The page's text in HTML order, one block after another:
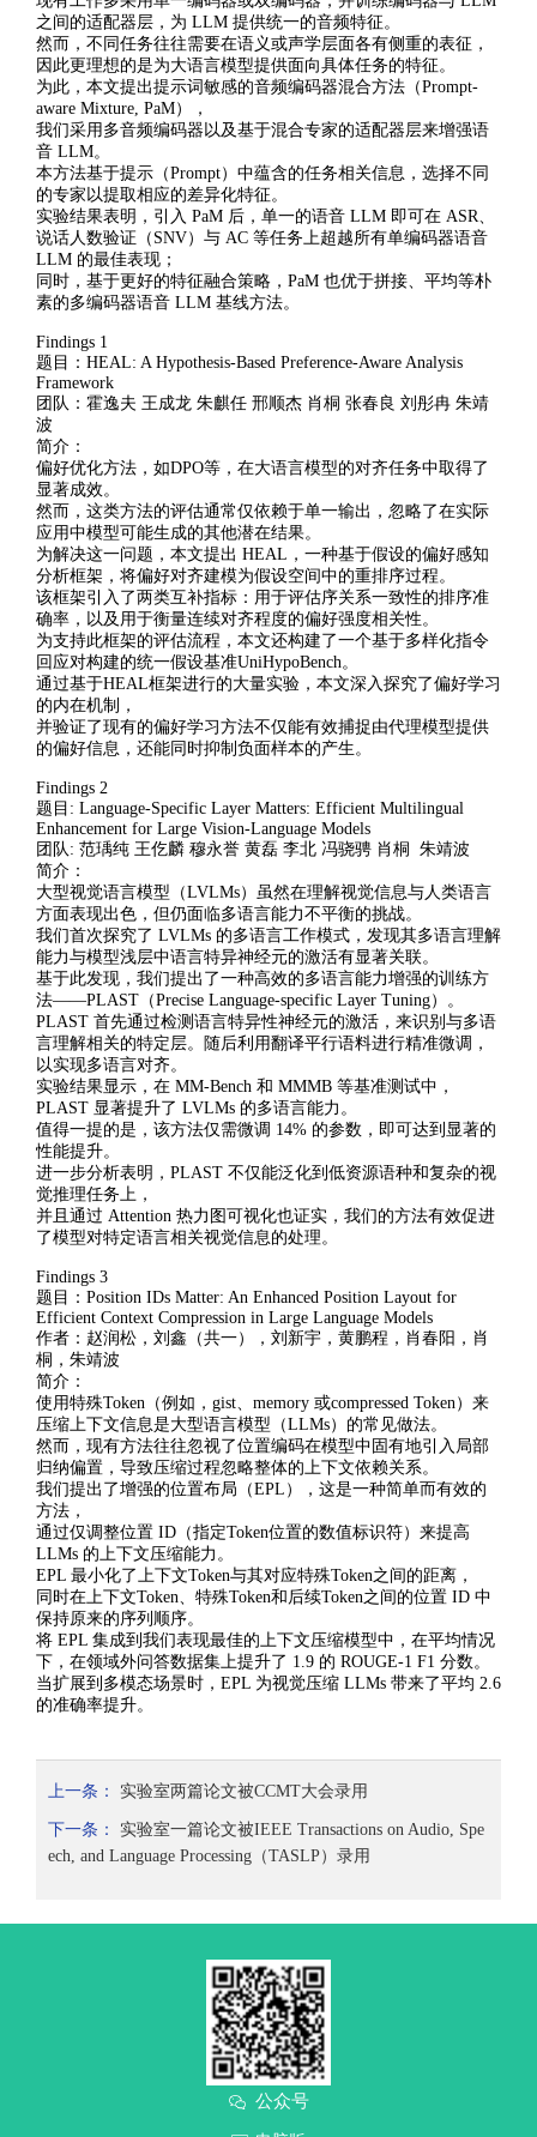
之间的适配器层，为 LLM 提供统一的音频特征。
然而，不同任务往往需要在语义或声学层面各有侧重的表征，
因此更理想的是为大语言模型提供面向具体任务的特征。
为此，本文提出提示词敏感的音频编码器混合方法（Prompt-
aware Mixture, PaM），
我们采用多音频编码器以及基于混合专家的适配器层来增强语
音 LLM。
本方法基于提示（Prompt）中蕴含的任务相关信息，选择不同
的专家以提取相应的差异化特征。
实验结果表明，引入 PaM 后，单一的语音 LLM 即可在 ASR、
说话人数验证（SNV）与 AC 等任务上超越所有单编码器语音
LLM 的最佳表现；
同时，基于更好的特征融合策略，PaM 也优于拼接、平均等朴
素的多编码器语音 LLM 基线方法。
Findings 1
题目：HEAL: A Hypothesis-Based Preference-Aware Analysis
Framework
团队：霍逸夫 王成龙 朱麒任 邢顺杰 肖桐 张春良 刘彤冉 朱靖
波
简介：
偏好优化方法，如DPO等，在大语言模型的对齐任务中取得了
显著成效。
然而，这类方法的评估通常仅依赖于单一输出，忽略了在实际
应用中模型可能生成的其他潜在结果。
为解决这一问题，本文提出 HEAL，一种基于假设的偏好感知
分析框架，将偏好对齐建模为假设空间中的重排序过程。
该框架引入了两类互补指标：用于评估序关系一致性的排序准
确率，以及用于衡量连续对齐程度的偏好强度相关性。
为支持此框架的评估流程，本文还构建了一个基于多样化指令
回应对构建的统一假设基准UniHypoBench。
通过基于HEAL框架进行的大量实验，本文深入探究了偏好学习
的内在机制，
并验证了现有的偏好学习方法不仅能有效捕捉由代理模型提供
的偏好信息，还能同时抑制负面样本的产生。
Findings 2
题目: Language-Specific Layer Matters: Efficient Multilingual
Enhancement for Large Vision-Language Models
团队: 范瑀纯 王仡麟 穆永誉 黄磊 李北 冯骁骋 肖桐 朱靖波
简介：
大型视觉语言模型（LVLMs）虽然在理解视觉信息与人类语言
方面表现出色，但仍面临多语言能力不平衡的挑战。
我们首次探究了 LVLMs 的多语言工作模式，发现其多语言理解
能力与模型浅层中语言特异神经元的激活有显著关联。
基于此发现，我们提出了一种高效的多语言能力增强的训练方
法——PLAST（Precise Language-specific Layer Tuning）。
PLAST 首先通过检测语言特异性神经元的激活，来识别与多语
言理解相关的特定层。随后利用翻译平行语料进行精准微调，
以实现多语言对齐。
实验结果显示，在 MM-Bench 和 MMMB 等基准测试中，
PLAST 显著提升了 LVLMs 的多语言能力。
值得一提的是，该方法仅需微调 14% 的参数，即可达到显著的
性能提升。
进一步分析表明，PLAST 不仅能泛化到低资源语种和复杂的视
觉推理任务上，
并且通过 Attention 热力图可视化也证实，我们的方法有效促进
了模型对特定语言相关视觉信息的处理。
Findings 3
题目：Position IDs Matter: An Enhanced Position Layout for
Efficient Context Compression in Large Language Models
作者：赵润松，刘鑫（共一），刘新宇，黄鹏程，肖春阳，肖
桐，朱靖波
简介：
使用特殊Token（例如，gist、memory 或compressed Token）来
压缩上下文信息是大型语言模型（LLMs）的常见做法。
然而，现有方法往往忽视了位置编码在模型中固有地引入局部
归纳偏置，导致压缩过程忽略整体的上下文依赖关系。
我们提出了增强的位置布局（EPL），这是一种简单而有效的
方法，
通过仅调整位置 ID（指定Token位置的数值标识符）来提高
LLMs 的上下文压缩能力。
EPL 最小化了上下文Token与其对应特殊Token之间的距离，
同时在上下文Token、特殊Token和后续Token之间的位置 ID 中
保持原来的序列顺序。
将 EPL 集成到我们表现最佳的上下文压缩模型中，在平均情况
下，在领域外问答数据集上提升了 1.9 的 ROUGE-1 F1 分数。
当扩展到多模态场景时，EPL 为视觉压缩 LLMs 带来了平均 2.6
的准确率提升。
上一条： 实验室两篇论文被CCMT大会录用
下一条：
实验室一篇论文被IEEE Transactions on Audio, Spe
ech, and Language Processing（TASLP）录用
公众号